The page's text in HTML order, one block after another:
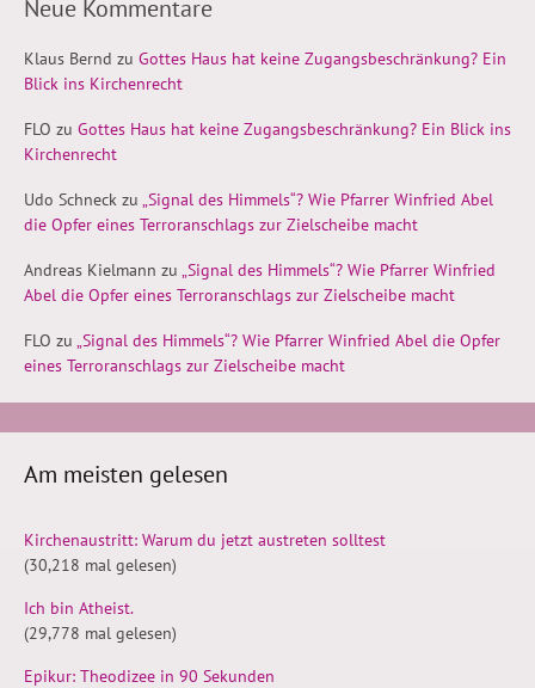
Neue Kommentare
Klaus Bernd zu Gottes Haus hat keine Zugangsbeschränkung? Ein
Blick ins Kirchenrecht
FLO zu Gottes Haus hat keine Zugangsbeschränkung? Ein Blick ins
Kirchenrecht
Udo Schneck zu „Signal des Himmels“? Wie Pfarrer Winfried Abel
die Opfer eines Terroranschlags zur Zielscheibe macht
Andreas Kielmann zu „Signal des Himmels“? Wie Pfarrer Winfried
Abel die Opfer eines Terroranschlags zur Zielscheibe macht
FLO zu „Signal des Himmels“? Wie Pfarrer Winfried Abel die Opfer
eines Terroranschlags zur Zielscheibe macht
Am meisten gelesen
Kirchenaustritt: Warum du jetzt austreten solltest
(30,218 mal gelesen)
Ich bin Atheist.
(29,778 mal gelesen)
Epikur: Theodizee in 90 Sekunden